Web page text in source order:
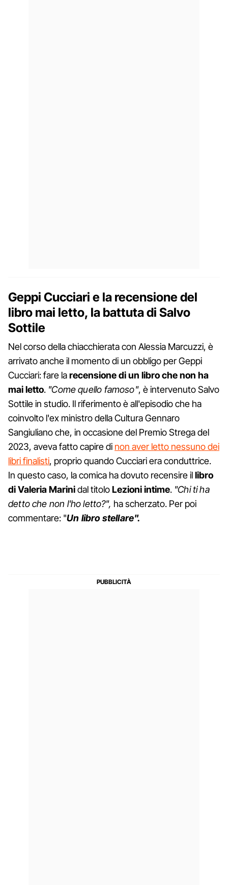
Geppi Cucciari e la recensione del
libro mai letto, la battuta di Salvo
Sottile
Nel corso della chiacchierata con Alessia Marcuzzi, è
arrivato anche il momento di un obbligo per Geppi
Cucciari: fare larecensione di un libro che non ha
mai letto. "Come quello famoso", è intervenuto Salvo
Sottile in studio. Il riferimento è all'episodio che ha
coinvolto l'ex ministro della Cultura Gennaro
Sangiuliano che, in occasione del Premio Strega del
2023, aveva fatto capire di non aver letto nessuno dei
libri finalisti, proprio quando Cucciari era conduttrice.
In questo caso, la comica ha dovuto recensire illibro
di Valeria Marinidal titoloLezioni intime. "Chi ti ha
detto che non l'ho letto?", ha scherzato. Per poi
commentare: "Un libro stellare".